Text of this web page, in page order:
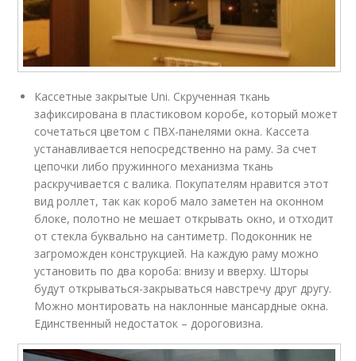
Кассетные закрытые Uni. Скрученная ткань
зафиксирована в пластиковом коробе, который может
сочетаться цветом с ПВХ-панелями окна. Кассета
устанавливается непосредственно на раму. За счет
цепочки либо пружинного механизма ткань
раскручивается с валика. Покупателям нравится этот
вид роллет, так как короб мало заметен на оконном
блоке, полотно не мешает открывать окно, и отходит
от стекла буквально на сантиметр. Подоконник не
загроможден конструкцией. На каждую раму можно
установить по два короба: внизу и вверху. Шторы
будут открываться-закрываться навстречу друг другу.
Можно монтировать на наклонные мансардные окна.
Единственный недостаток – дороговизна.